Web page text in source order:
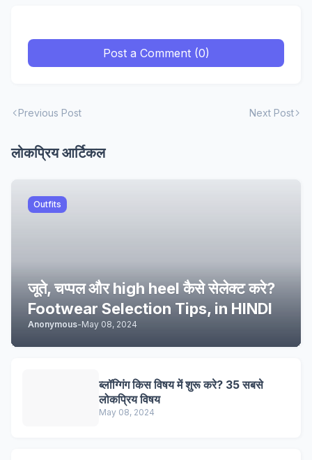
Post a Comment (0)
Previous Post Next Post
लोकप्रिय आर्टिकल
Outfits
जूते, चप्पल और high heel कैसे सेलेक्ट करे?
Footwear Selection Tips, in HINDI
Anonymous-May 08, 2024
ब्लॉग्गिंग किस विषय में शुरू करे? 35 सबसे
लोकप्रिय विषय
May 08, 2024